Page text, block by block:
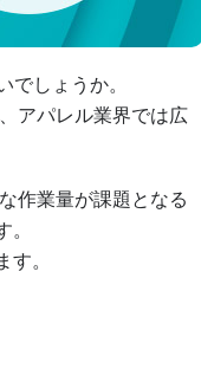
でしょうか。
アパレル業界では広
作業量が課題となる
。